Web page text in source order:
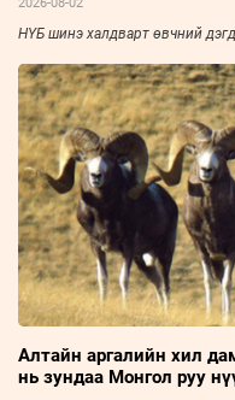
НҮБ шинэ халдварт өвчний
Алтайн аргалийн хил
нь зундаа Монгол руу